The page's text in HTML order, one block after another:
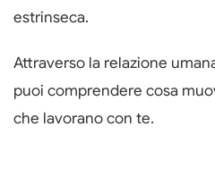
estrinseca.
Attraverso la relazione
puoi comprendere cosa
che lavorano con te.